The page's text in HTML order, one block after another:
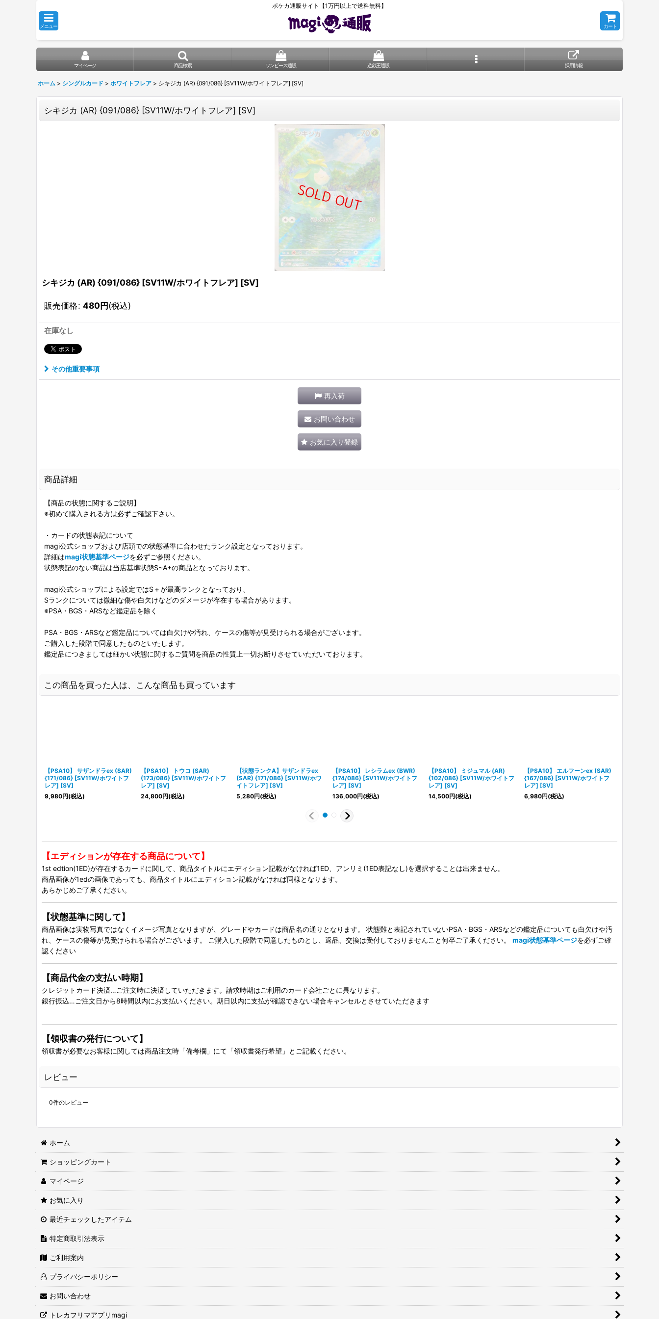
ポケカ通販サイト【1万円以上で送料無料】
メニュー カート
マイページ 商品検索 ワンピース通販 遊戯王通販 採用情報
ホーム > シングルカード > ホワイトフレア > シキジカ (AR) {091/086} [SV11W/ホワイトフレア] [SV]
シキジカ (AR) {091/086} [SV11W/ホワイトフレア] [SV]
シキジカ (AR) {091/086} [SV11W/ホワイトフレア] [SV]
販売価格: 480円(税込)
在庫なし
その他重要事項
再入荷
お問い合わせ
お気に入り登録
商品詳細
【商品の状態に関するご説明】
※初めて購入される方は必ずご確認下さい。
・カードの状態表記について
magi公式ショップおよび店頭での状態基準に合わせたランク設定となっております。
詳細はmagi状態基準ページを必ずご参照ください。
状態表記のない商品は当店基準状態S~A+の商品となっております。
magi公式ショップによる設定ではS＋が最高ランクとなっており、
Sランクについては微細な傷や白欠けなどのダメージが存在する場合があります。
※PSA・BGS・ARSなど鑑定品を除く
PSA・BGS・ARSなど鑑定品については白欠けや汚れ、ケースの傷等が見受けられる場合がございます。
ご購入した段階で同意したものといたします。
鑑定品につきましては細かい状態に関するご質問を商品の性質上一切お断りさせていただいております。
この商品を買った人は、こんな商品も買っています
【PSA10】 サザンドラex (SAR)
{171/086} [SV11W/ホワイトフ
レア] [SV]
9,980円(税込)
【PSA10】 トウコ (SAR)
{173/086} [SV11W/ホワイトフ
レア] [SV]
24,800円(税込)
【状態ランクA】サザンドラex
(SAR) {171/086} [SV11W/ホワ
イトフレア] [SV]
5,280円(税込)
【PSA10】 レシラムex (BWR)
{174/086} [SV11W/ホワイトフ
レア] [SV]
136,000円(税込)
【PSA10】 ミジュマル (AR)
{102/086} [SV11W/ホワイトフ
レア] [SV]
14,500円(税込)
【PSA10】 エルフーンex (SAR)
{167/086} [SV11W/ホワイトフ
レア] [SV]
6,980円(税込)
【エディションが存在する商品について】
1st edtion(1ED)が存在するカードに関して、商品タイトルにエディション記載がなければ1ED、アンリミ(1ED表記なし)を選択することは出来ません。
商品画像が1edの画像であっても、商品タイトルにエディション記載がなければ同様となります。
あらかじめご了承ください。
【状態基準に関して】
商品画像は実物写真ではなくイメージ写真となりますが、グレードやカードは商品名の通りとなります。 状態難と表記されていないPSA・BGS・ARSなどの鑑定品についても白欠けや汚
れ、ケースの傷等が見受けられる場合がございます。 ご購入した段階で同意したものとし、返品、交換は受付しておりませんこと何卒ご了承ください。 magi状態基準ページを必ずご確
認ください
【商品代金の支払い時期】
クレジットカード決済…ご注文時に決済していただきます。請求時期はご利用のカード会社ごとに異なります。
銀行振込…ご注文日から8時間以内にお支払いください。期日以内に支払が確認できない場合キャンセルとさせていただきます
【領収書の発行について】
領収書が必要なお客様に関しては商品注文時「備考欄」にて「領収書発行希望」とご記載ください。
レビュー
0件のレビュー
ホーム
ショッピングカート
マイページ
お気に入り
最近チェックしたアイテム
特定商取引法表示
ご利用案内
プライバシーポリシー
お問い合わせ
トレカフリマアプリmagi